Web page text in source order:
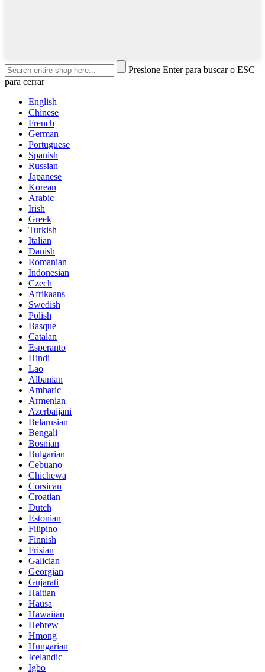
Presione Enter para buscar o ESC
para cerrar
English
Chinese
French
German
Portuguese
Spanish
Russian
Japanese
Korean
Arabic
Irish
Greek
Turkish
Italian
Danish
Romanian
Indonesian
Czech
Afrikaans
Swedish
Polish
Basque
Catalan
Esperanto
Hindi
Lao
Albanian
Amharic
Armenian
Azerbaijani
Belarusian
Bengali
Bosnian
Bulgarian
Cebuano
Chichewa
Corsican
Croatian
Dutch
Estonian
Filipino
Finnish
Frisian
Galician
Georgian
Gujarati
Haitian
Hausa
Hawaiian
Hebrew
Hmong
Hungarian
Icelandic
Igbo